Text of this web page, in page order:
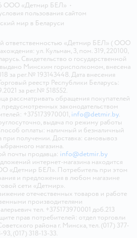
ООО «Детмир БЕЛ» •
пользования сайтом
мир в Беларуси
ответственностью «Детмир БЕЛ» ( ООО
ул. Кульман, 3, пом. 319, 220100,
Свидетельство о государственной
Минским горисполкомом, внесена
за рег.№ 193143448. Дата внесения
реестр Республики Беларусь:
за рег.№ 518552.
рассматривать обращения покупателей
законодательством
+375173970001, info@detmir.by.
выдача по режиму работы
оплаты: наличный и безналичный
при получении. Доставка: самовывоз
магазина.
почты продавца: info@detmir.by
интернет-магазина находится
«Детмир БЕЛ». Потребитель при этом
и предложения в любом магазине
сети «Детмир».
отечественных товаров и работе
производителями
тел. +375173970001 доб.213
прав потребителей: отдел торговли
района г. Минска, тел. (017) 377-
93, (017) 318-13-33.